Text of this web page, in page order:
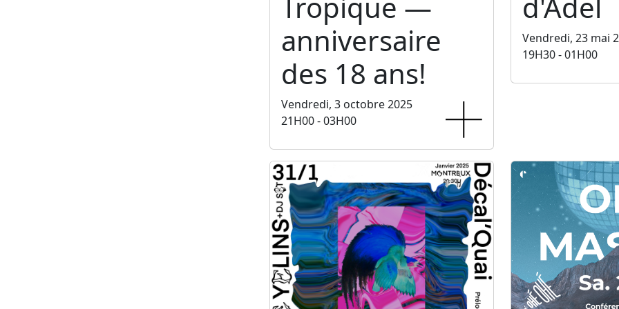
anniversaire
des 18 ans!
Vendredi, 3 octobre 2025
21H00 - 03H00
Vendredi, 23 mai
19H30 - 01H00